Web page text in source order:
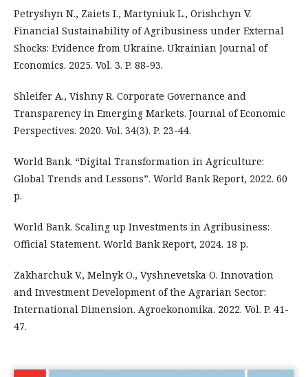
Petryshyn N., Zaiets I., Martyniuk L., Orishchyn V.
Financial Sustainability of Agribusiness under External
Shocks: Evidence from Ukraine. Ukrainian Journal of
Economics. 2025. Vol. 3. P. 88-93.
Shleifer A., Vishny R. Corporate Governance and
Transparency in Emerging Markets. Journal of Economic
Perspectives. 2020. Vol. 34(3). P. 23-44.
World Bank. “Digital Transformation in Agriculture:
Global Trends and Lessons”. World Bank Report, 2022. 60
p.
World Bank. Scaling up Investments in Agribusiness:
Official Statement. World Bank Report, 2024. 18 p.
Zakharchuk V., Melnyk O., Vyshnevetska O. Innovation
and Investment Development of the Agrarian Sector:
International Dimension. Agroekonomika. 2022. Vol. P. 41-
47.